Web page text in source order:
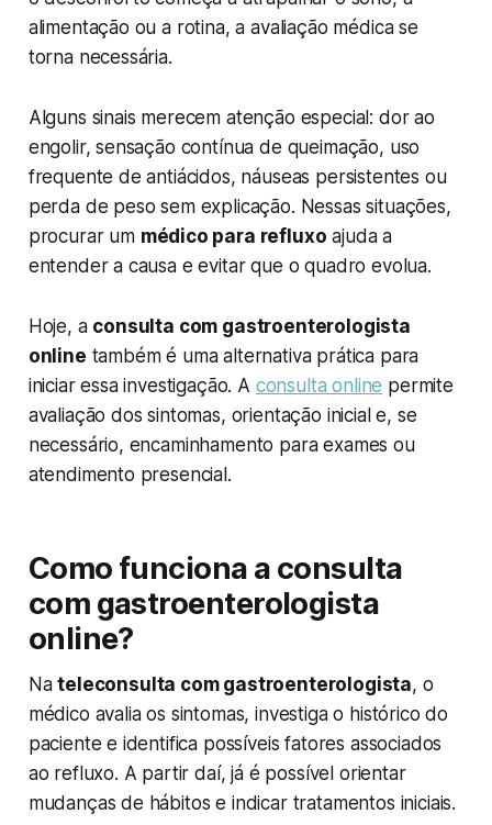
alimentação ou a rotina, a avaliação médica se
torna necessária.
Alguns sinais merecem atenção especial: dor ao
engolir, sensação contínua de queimação, uso
frequente de antiácidos, náuseas persistentes ou
perda de peso sem explicação. Nessas situações,
procurar um médico para refluxo ajuda a
entender a causa e evitar que o quadro evolua.
Hoje, a consulta com gastroenterologista
online também é uma alternativa prática para
iniciar essa investigação. A consulta online permite
avaliação dos sintomas, orientação inicial e, se
necessário, encaminhamento para exames ou
atendimento presencial.
Como funciona a consulta
com gastroenterologista
online?
Nateleconsulta com gastroenterologista, o
médico avalia os sintomas, investiga o histórico do
paciente e identifica possíveis fatores associados
ao refluxo. A partir daí, já é possível orientar
mudanças de hábitos e indicar tratamentos iniciais.